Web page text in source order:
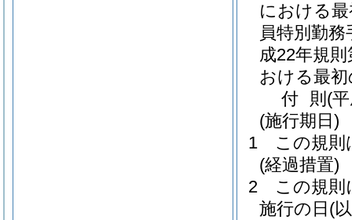
における
員特別勤
成22年規則
おける最
付 則 (
(施行期日)
1
この規則
(経過措置)
2
この規則
施行の日 (